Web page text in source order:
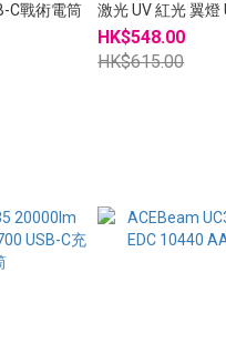
C戰術電筒
激光 UV 紅光 翼燈
HK$548.00
HK$615.00